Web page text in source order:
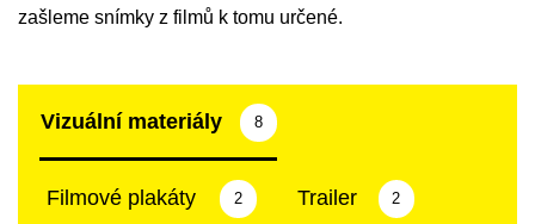
zašleme snímky z filmů k tomu určené.
Vizuální materiály 8
Filmové plakáty 2 Trailer 2